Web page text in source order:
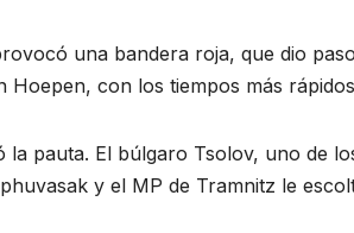
una bandera roja, que dio
Hoepen, con los tiempos más
la pauta. El búlgaro Tsolov, uno de
y el MP de Tramnitz le